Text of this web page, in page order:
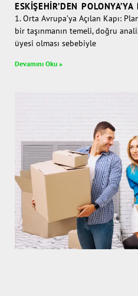
ESKIŞEHIR’DEN
1. Orta Avrupa’ya Açılan Kapı:
bir taşınmanın temeli, doğru
üyesi olması sebebiyle
Devamını Oku »